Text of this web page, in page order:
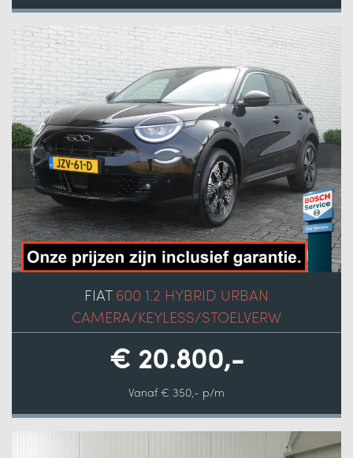
FIAT600 1.2 HYBRID URBAN
CAMERA/KEYLESS/STOELVERW
€ 20.800,-
Vanaf € 350,- p/m